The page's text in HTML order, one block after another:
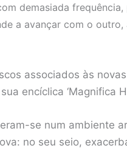
demasiada
a avançar com o
associados às
encíclica ‘Magnifica
se num ambiente
no seu seio,